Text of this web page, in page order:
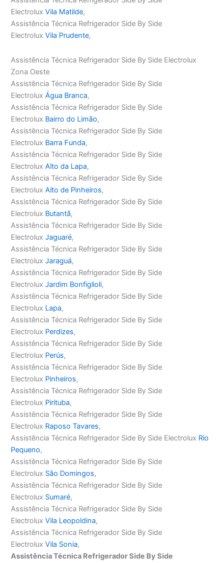
ElectroluxVila Matilde,
Assistência Técnica Refrigerador Side By Side
ElectroluxVila Prudente,
Assistência Técnica Refrigerador Side By Side Electrolux
Zona Oeste
Assistência Técnica Refrigerador Side By Side
ElectroluxÁgua Branca,
Assistência Técnica Refrigerador Side By Side
Electrolux Bairro do Limão,
Assistência Técnica Refrigerador Side By Side
Electrolux Barra Funda,
Assistência Técnica Refrigerador Side By Side
ElectroluxAlto da Lapa,
Assistência Técnica Refrigerador Side By Side
ElectroluxAlto de Pinheiros,
Assistência Técnica Refrigerador Side By Side
Electrolux Butantã,
Assistência Técnica Refrigerador Side By Side
ElectroluxJaguaré,
Assistência Técnica Refrigerador Side By Side
ElectroluxJaraguá,
Assistência Técnica Refrigerador Side By Side
ElectroluxJardim Bonfiglioli,
Assistência Técnica Refrigerador Side By Side
Electrolux Lapa,
Assistência Técnica Refrigerador Side By Side
Electrolux Perdizes,
Assistência Técnica Refrigerador Side By Side
Electrolux Perús,
Assistência Técnica Refrigerador Side By Side
Electrolux Pinheiros,
Assistência Técnica Refrigerador Side By Side
Electrolux Pirituba,
Assistência Técnica Refrigerador Side By Side
Electrolux Raposo Tavares,
Assistência Técnica Refrigerador Side By Side Electrolux Rio
Pequeno,
Assistência Técnica Refrigerador Side By Side
Electrolux São Domingos,
Assistência Técnica Refrigerador Side By Side
Electrolux Sumaré,
Assistência Técnica Refrigerador Side By Side
ElectroluxVila Leopoldina,
Assistência Técnica Refrigerador Side By Side
ElectroluxVila Sonia,
Assistência Técnica Refrigerador Side By Side